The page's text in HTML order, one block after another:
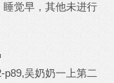
觉早，其他未进行
吴奶奶一上第二